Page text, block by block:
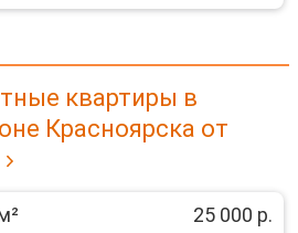
квартиры в
Красноярска от
25 000 р.